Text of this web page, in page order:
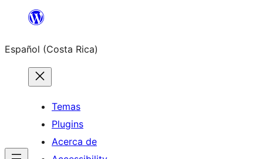
Saltar
contenido
Español (Costa Rica)
Temas
Plugins
Acerca de